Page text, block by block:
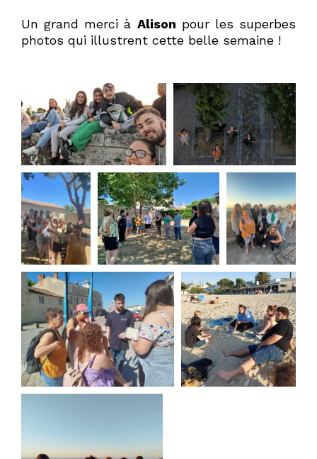
Un grand merci à Alison pour les superbes
photos qui illustrent cette belle semaine !